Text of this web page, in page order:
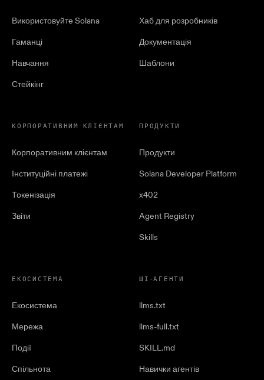
Використовуйте Solana
Гаманці
Навчання
Стейкінг
Хаб для розробників
Документація
Шаблони
КОРПОРАТИВНИМ КЛІЄНТАМ
Корпоративним клієнтам
Інституційні платежі
Токенізація
Звіти
ПРОДУКТИ
Продукти
Solana Developer Platform
x402
Agent Registry
Skills
ЕКОСИСТЕМА
Екосистема
Мережа
Події
Спільнота
ШІ-АГЕНТИ
llms.txt
llms-full.txt
SKILL.md
Навички агентів